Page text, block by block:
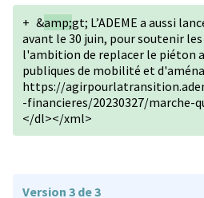
+ &amp;gt; L’ADEME a aussi
avant le 30 juin, pour soutenir
l'ambition de replacer le piéton
publiques de mobilité et
https://
-financieres/20230327/marche-
</dl></xml>
Version 3 de 3